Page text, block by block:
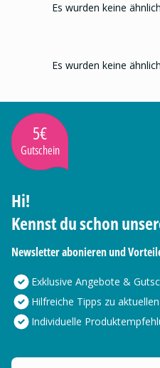
Es wurden keine
Es wurden keine
5€
Gutschein
Hi!
Kennst du schon
Newsletter abonieren und
Exklusive Angebote &
Hilfreiche Tipps zu
Individuelle
Deine E-Mail Adresse